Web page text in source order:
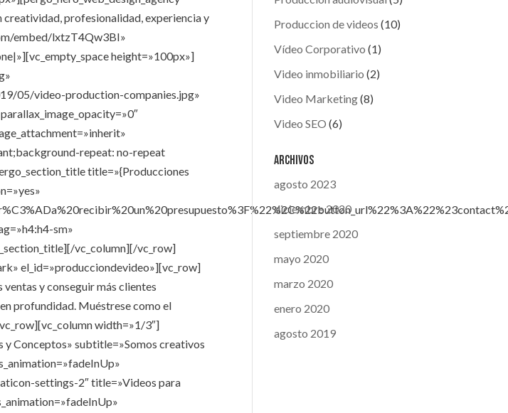
profesionalidad, experiencia y
embed/lxtzT4Qw3BI»
height=»100px»]
05/video-production-companies.jpg»
repeat: no-repeat
title=»{Producciones
sm»
vc_column][/vc_row]
el_id=»producciondevideo»][vc_row]
y conseguir más clientes
profundidad. Muéstrese como el
width=»1/3″]
Conceptos» subtitle=»Somos creativos
settings-2″ title=»Videos para
Produccion de videos (10)
Vídeo Corporativo (1)
Video inmobiliario (2)
Video Marketing(8)
Video SEO (6)
Archivos
agosto 2023
diciembre 2020
septiembre 2020
mayo 2020
marzo 2020
enero 2020
agosto 2019